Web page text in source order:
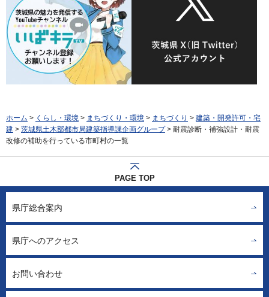
ホーム > くらし・環境 > まちづくり・環境 > まちづくり > 建築・開発許可・宅
建 > 茨城県土木部都市局建築指導課企画グループ> 耐震診断・補強設計・耐震
改修の補助を行っている市町村の一覧
PAGE TOP
県庁総合案内
県庁へのアクセス
お問い合わせ